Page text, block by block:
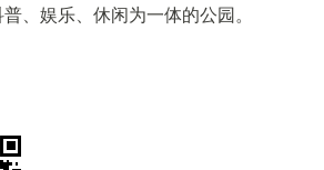
、娱乐、休闲为一体的公园。